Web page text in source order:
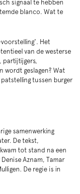
signaal te hebben
blanco. Wat te
Het
van de westerse
partijtijgers,
wordt geslagen? Wat
tussen burger
samenwerking
De tekst,
tot stand na een
Aznam, Tamar
De regie is in